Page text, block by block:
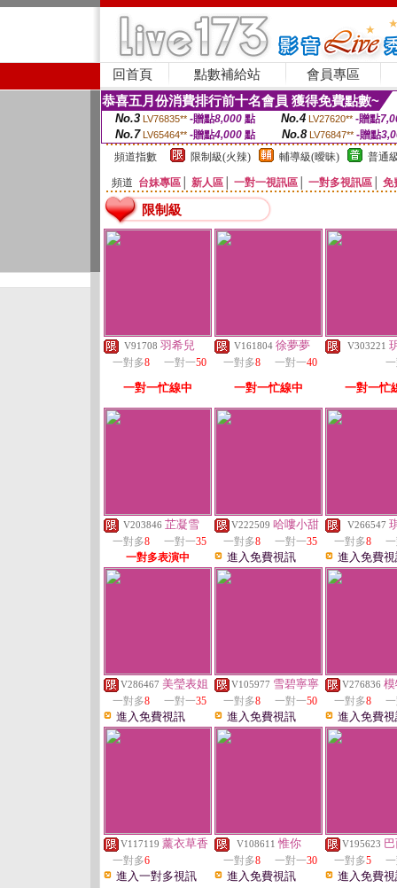
回首頁 點數補給站 會員專區
恭喜五月份消費排行前十名會員 獲得免費點數~
No.3 LV76835** -贈點8,000點 No.4 LV27620** -贈點
No.7 LV65464** -贈點4,000 點 No.8 LV76847** -贈點
頻道指數
限制級(火辣) 輔導級(曖昧) 普通
頻道 台妹專區 新人區 一對一視訊區 一對多視訊區 免
限制級
V91708 羽希兒
一對多8 一對一50
一對一忙線中
V161804 徐夢夢
一對多8 一對一40
一對一忙線中
V303221
一對一忙
V203846 芷凝雪
一對多8 一對一35
一對多表演中
V222509 哈嘍小甜
一對多8 一對一35
進入免費視訊
V266547
一對多8
進入免費
V286467 美瑩表姐
一對多8 一對一35
進入免費視訊
V105977 雪碧寧寧
一對多8 一對一50
進入免費視訊
V276836
一對多8
進入免費
V117119 薰衣草香
一對多6
進入一對多視訊
V108611 惟你
一對多8 一對一30
進入免費視訊
V195623
一對多5
進入免費